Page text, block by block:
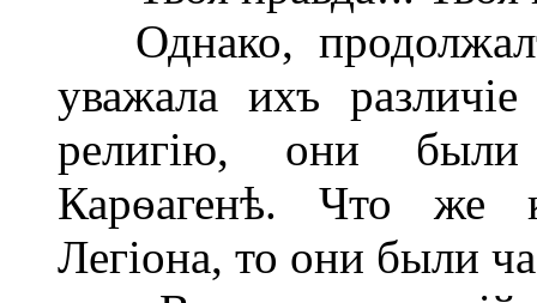
Однако,
уважала ихъ
религію, они
Карѳагенѣ. Что же
Легіона, то они были